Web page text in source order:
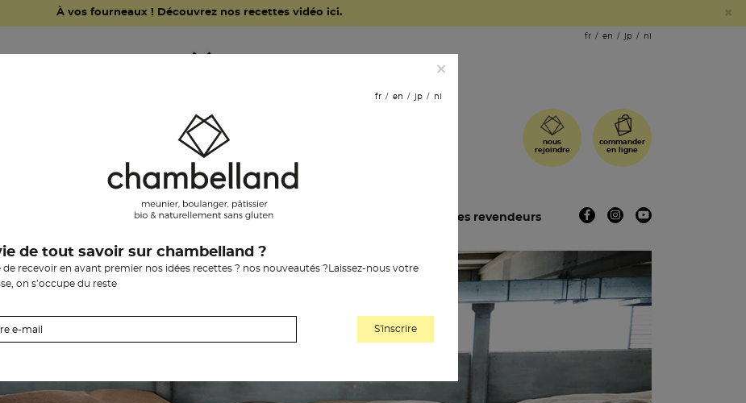
×
À vos fourneaux ! Découvrez nos recettes vidéo ici.
fr en jp nl
commander
en ligne
nous
rejoindre
notre histoire les revendeurs
×
fr en jp nl
de tout savoir sur chambelland ?
de recevoir en avant premier nos idées recettes ? nos nouveautés ?Laissez-nous votre
on s’occupe du reste